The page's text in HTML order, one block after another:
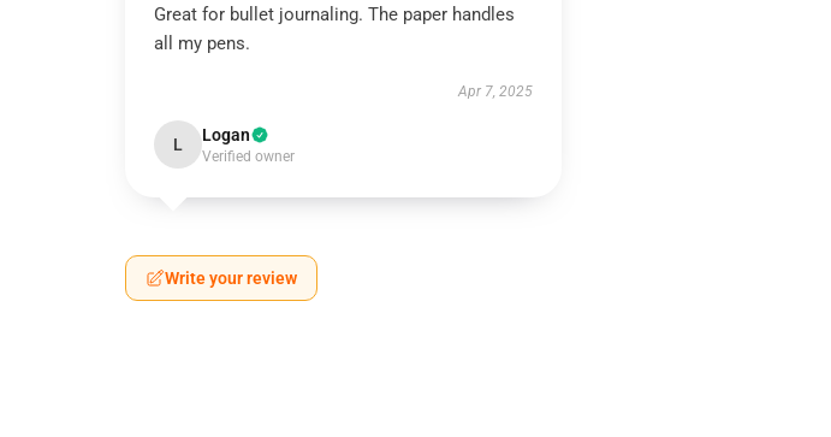
Great for bullet journaling. The paper handles
all my pens.
Apr 7, 2025
L Logan
Verified owner
Write your review